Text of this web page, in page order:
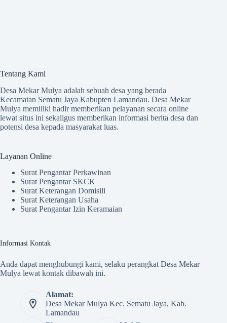
Tentang Kami
Desa Mekar Mulya adalah sebuah desa yang berada
Kecamatan Sematu Jaya Kabupten Lamandau. Desa Mekar
Mulya memiliki hadir memberikan pelayanan secara online
lewat situs ini sekaligus memberikan informasi berita desa dan
potensi desa kepada masyarakat luas.
Layanan Online
Surat Pengantar Perkawinan
Surat Pengantar SKCK
Surat Keterangan Domisili
Surat Keterangan Usaha
Surat Pengantar Izin Keramaian
Informasi Kontak
Anda dapat menghubungi kami, selaku perangkat Desa Mekar
Mulya lewat kontak dibawah ini.
Alamat:
Desa Mekar Mulya Kec. Sematu Jaya, Kab.
Lamandau